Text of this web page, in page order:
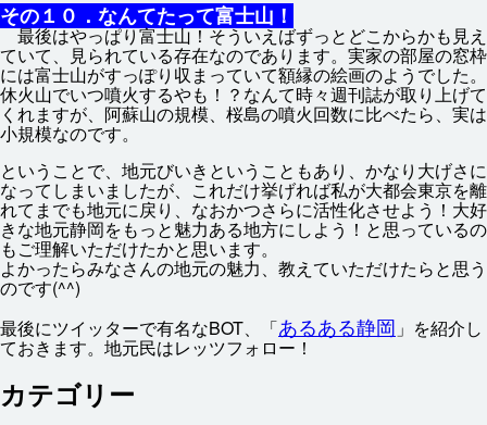
その１０．なんてたって富士山 ！
最後はやっぱり富士山！そういえばずっとどこからかも 見え
ていて、 見られている存在なのであります。 実家の部屋の窓枠
には富士山がすっぽり 収まっていて額縁の絵画のようでした。
休火山でいつ噴火するやも！？なんて時々週刊誌が取 り上げて
くれますが、 阿蘇山の規模、 桜島の噴火回数に比べたら、 実は
小規模なのです。
ということで、 地元びいきということもあり、かなり 大げさに
なってしまいましたが、これだけ挙げれば私が大都会東京を離
れてまでも地元に戻り、なおかつさらに活性化させよう！ 大好
きな地元静岡をもっと魅力ある地方にしよう！と思っているの
もご理解いただけたかと思います。
よかったらみなさんの地元の魅力、 教えていただけたらと思う
のです(^^)
最後にツイッターで有名なBOT、「あるある静岡 」を紹介し
ておきます。 地元民はレッツフォロー！
カテゴリー